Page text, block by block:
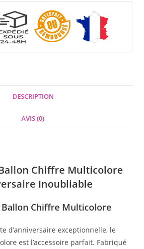
DESCRIPTION
AVIS (0)
Chiffre Multicolore
Inoubliable
Chiffre Multicolore
d’anniversaire exceptionnelle, le
est l’accessoire parfait. Fabriqué